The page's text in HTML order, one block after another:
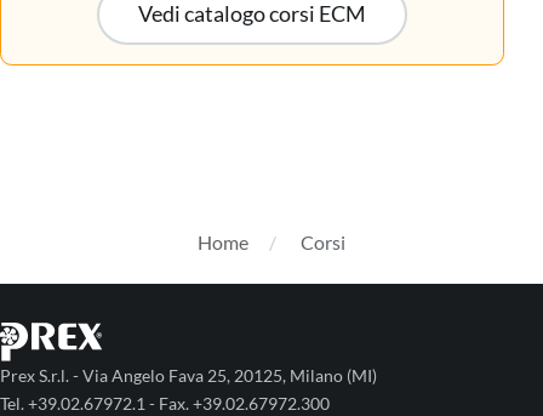
Vedi catalogo corsi ECM
Home Corsi
Prex S.r.l. - Via Angelo Fava 25, 20125, Milano (MI)
Tel. +39.02.67972.1 - Fax. +39.02.67972.300